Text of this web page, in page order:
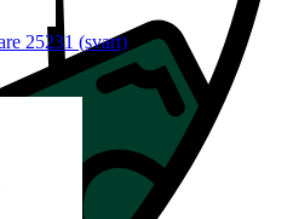
25231 (svart)